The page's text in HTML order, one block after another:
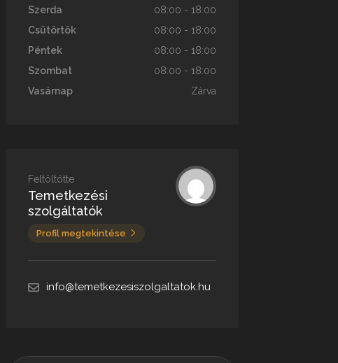
Szerda
08:00 - 18:00
Csütörtök
08:00 - 18:00
Péntek
08:00 - 18:00
Szombat
08:00 - 18:00
Vasárnap
Zárva
Feltöltötte
Temetkezési
szolgáltatók
Profil megtekintése
info@temetkezesiszolgaltatok.hu